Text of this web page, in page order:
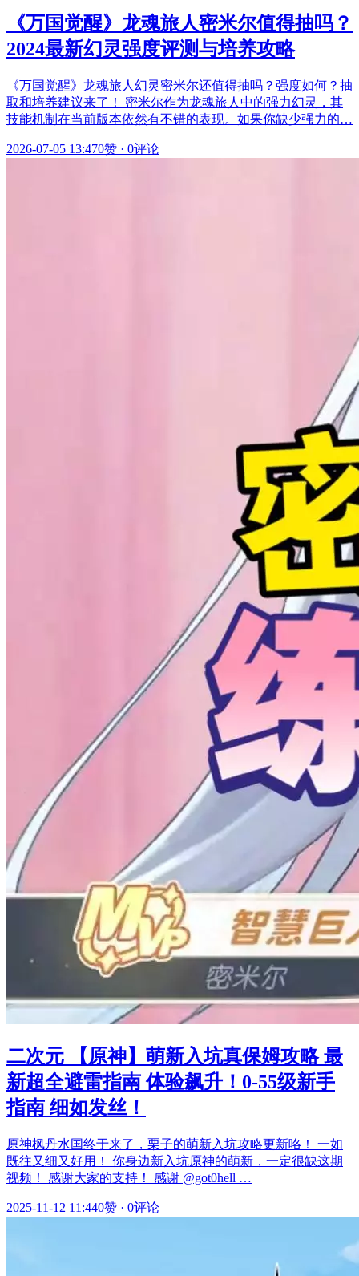
《万国觉醒》龙魂旅人密米尔值得抽吗？
2024最新幻灵强度评测与培养攻略
《万国觉醒》龙魂旅人幻灵密米尔还值得抽吗？强度如何？抽
取和培养建议来了！ 密米尔作为龙魂旅人中的强力幻灵，其
技能机制在当前版本依然有不错的表现。如果你缺少强力的…
2026-07-05 13:470赞 · 0评论
二次元 【原神】萌新入坑真保姆攻略 最
新超全避雷指南 体验飙升！0-55级新手
指南 细如发丝！
原神枫丹水国终于来了，栗子的萌新入坑攻略更新咯！ 一如
既往又细又好用！ 你身边新入坑原神的萌新，一定很缺这期
视频！ 感谢大家的支持！ 感谢 @got0hell …
2025-11-12 11:440赞 · 0评论